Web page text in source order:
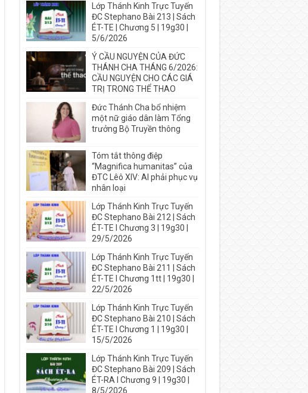
Lớp Thánh Kinh Trực Tuyến
ĐC Stephano Bài 213 | Sách
ÉT-TE | Chương 5 | 19g30 |
5/6/2026
Ý CẦU NGUYỆN CỦA ĐỨC
THÁNH CHA THÁNG 6/2026:
CẦU NGUYỆN CHO CÁC GIÁ
TRỊ TRONG THỂ THAO
Đức Thánh Cha bổ nhiệm
một nữ giáo dân làm Tổng
trưởng Bộ Truyền thông
Tóm tắt thông điệp
“Magnifica humanitas” của
ĐTC Lêô XIV: AI phải phục vụ
nhân loại
Lớp Thánh Kinh Trực Tuyến
ĐC Stephano Bài 212 | Sách
ÉT-TE I Chương 3 | 19g30 |
29/5/2026
Lớp Thánh Kinh Trực Tuyến
ĐC Stephano Bài 211 | Sách
ÉT-TE I Chương 1tt | 19g30 |
22/5/2026
Lớp Thánh Kinh Trực Tuyến
ĐC Stephano Bài 210 | Sách
ÉT-TE I Chương 1 | 19g30 |
15/5/2026
Lớp Thánh Kinh Trực Tuyến
ĐC Stephano Bài 209 | Sách
ÉT-RA I Chương 9 | 19g30 |
8/5/2026